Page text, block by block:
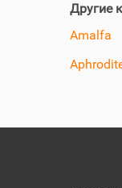
Другие
Amalfa